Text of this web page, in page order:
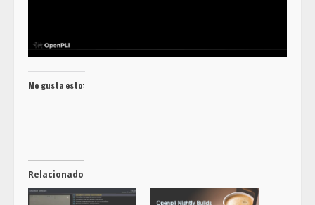
Me gusta esto:
Relacionado